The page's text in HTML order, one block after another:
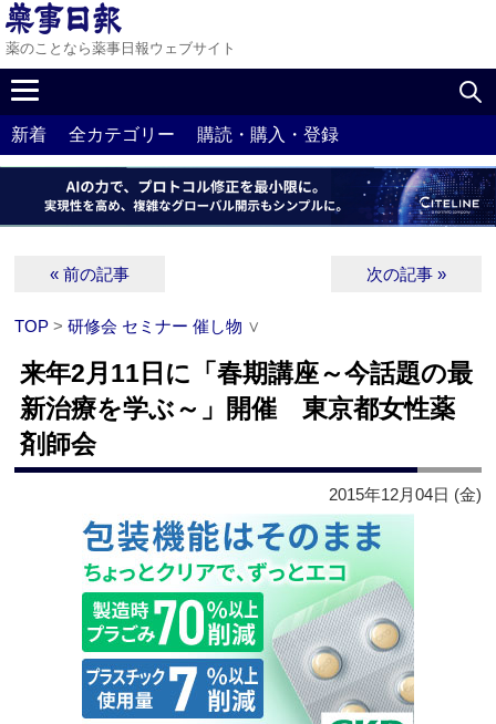
薬のことなら薬事日報ウェブサイト
新着 全カテゴリー 購読・購入・登録
« 前の記事 次の記事 »
TOP >研修会 セミナー 催し物 ∨
来年2月11日に「春期講座～今話題の最
新治療を学ぶ～」開催 東京都女性薬
剤師会
2015年12月04日 (金)